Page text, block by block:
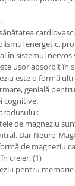
energetic,
în sistemul nervos
ușor absorbit în
este o formă
genială
cognitive.
de magneziu
Dar Neuro-
de magneziu
creier. (1)
pentru